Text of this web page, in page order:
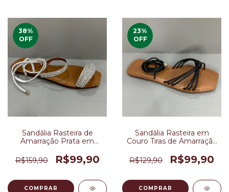
38%
OFF
Sandália Rasteira de
Amarração Prata em
R$159,90
R$99,90
COMPRAR
23%
OFF
Sandália Rasteira em
Couro Tiras de Amarração
R$129,90
R$99,90
COMPRAR